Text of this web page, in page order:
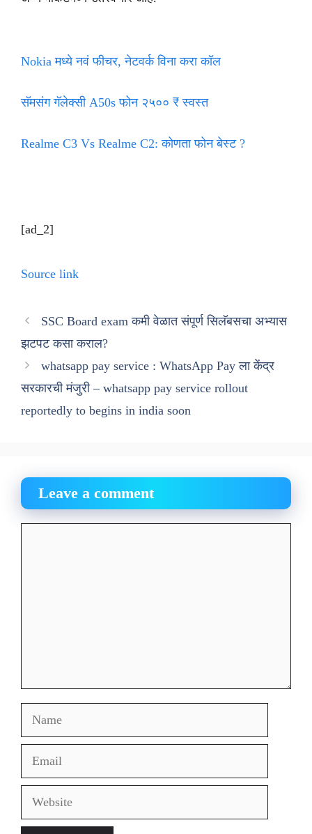
Nokia मध्ये नवं फीचर, नेटवर्क विना करा कॉल
सॅमसंग गॅलेक्सी A50s फोन २५०० ₹ स्वस्त
Realme C3 Vs Realme C2: कोणता फोन बेस्ट ?
[ad_2]
Source link
SSC Board exam कमी वेळात संपूर्ण सिलॅबसचा अभ्यास
झटपट कसा कराल?
whatsapp pay service : WhatsApp Pay ला केंद्र
सरकारची मंजुरी – whatsapp pay service rollout
reportedly to begins in india soon
Leave a comment
Name
Email
Website